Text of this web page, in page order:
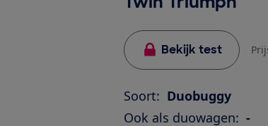
Bekijk test
Soort: Duobuggy
Ook als duowagen: -